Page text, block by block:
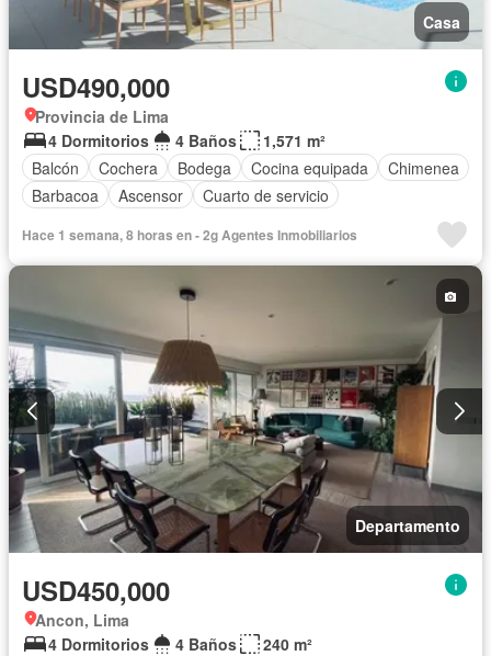
Casa
USD490,000
Provincia de Lima
4 Dormitorios
4 Baños
1,571 m²
Balcón
Cochera Bodega Cocina equipada
Chimenea
Barbacoa
Ascensor Cuarto de servicio
Hace 1 semana, 8 horas en - 2g Agentes Inmobiliarios
Departamento
USD450,000
Ancon, Lima
4 Dormitorios
4 Baños
240 m²